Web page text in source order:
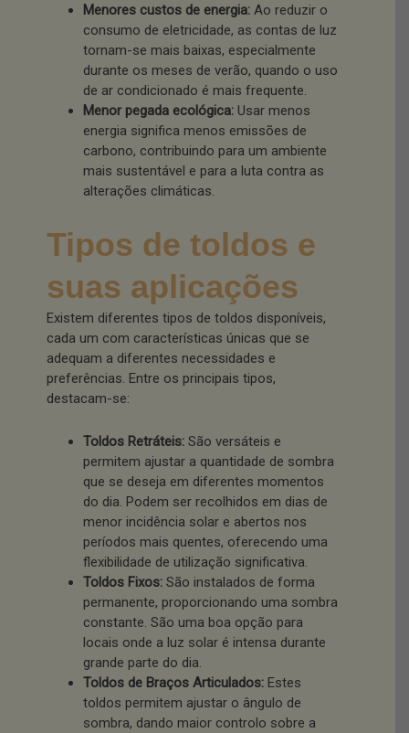
Menores custos de energia: Ao reduzir o
consumo de eletricidade, as contas de luz
tornam-se mais baixas, especialmente
durante os meses de verão, quando o uso
de ar condicionado é mais frequente.
Menor pegada ecológica: Usar menos
energia significa menos emissões de
carbono, contribuindo para um ambiente
mais sustentável e para a luta contra as
alterações climáticas.
Tipos de toldos e
suas aplicações
Existem diferentes tipos de toldos disponíveis,
cada um com características únicas que se
adequam a diferentes necessidades e
preferências. Entre os principais tipos,
destacam-se:
Toldos Retráteis: São versáteis e
permitem ajustar a quantidade de sombra
que se deseja em diferentes momentos
do dia. Podem ser recolhidos em dias de
menor incidência solar e abertos nos
períodos mais quentes, oferecendo uma
flexibilidade de utilização significativa.
Toldos Fixos: São instalados de forma
permanente, proporcionando uma sombra
constante. São uma boa opção para
locais onde a luz solar é intensa durante
grande parte do dia.
Toldos de Braços Articulados: Estes
toldos permitem ajustar o ângulo de
sombra, dando maior controlo sobre a